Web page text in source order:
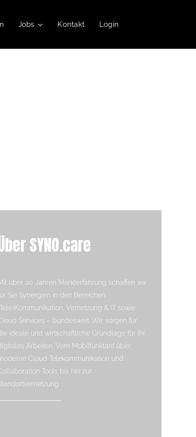
Jobs Kontakt Login
SYNO.care
über 20 Jahren Markterfahrung schaffen wir
Sie Synergien in den Bereichen
Vernetzung & IT sowie
Services – bundesweit. Wir sorgen für
ideale und wirtschaftliche Grundlage für Ihr
Arbeiten. Vom Mobilfunktarif über
Cloud Telekommunikation und
Tools bis hin zur